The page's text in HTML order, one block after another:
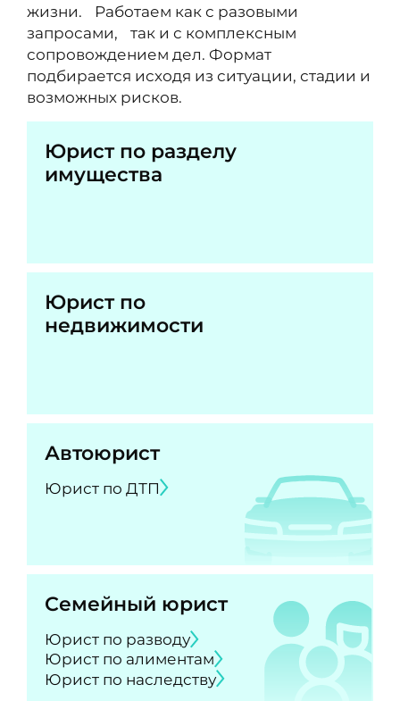
жизни. Работаем как с разовыми
запросами, так и с комплексным
сопровождением дел. Формат
подбирается исходя из ситуации, стадии и
возможных рисков.
Юрист по разделу
имущества
Юрист по
недвижимости
Автоюрист
Юрист по ДТП
Семейный юрист
Юрист по разводу
Юрист по алиментам
Юрист по наследству